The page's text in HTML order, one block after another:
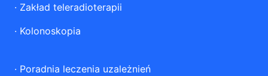
· Zakład teleradioterapii
· Kolonoskopia
· Poradnia leczenia uzależnień